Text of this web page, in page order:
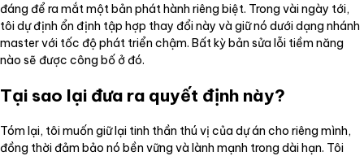
đáng để ra mắt một bản phát hành riêng biệt. Trong vài ngày tới,
tôi dự định ổn định tập hợp thay đổi này và giữ nó dưới dạng nhánh
master với tốc độ phát triển chậm. Bất kỳ bản sửa lỗi tiềm năng
nào sẽ được công bố ở đó.
Tại sao lại đưa ra quyết định này?
Tóm lại, tôi muốn giữ lại tinh thần thú vị của dự án cho riêng mình,
đồng thời đảm bảo nó bền vững và lành mạnh trong dài hạn. Tôi